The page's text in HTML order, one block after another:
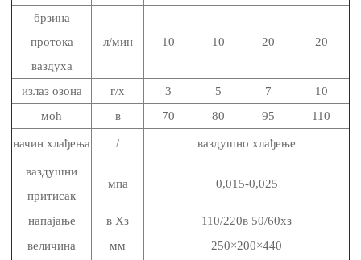
брзина
протока
ваздуха
л/мин 10 10 20 20
излаз озона г/х 3 5 7
10
моћ
в 70 80 95
110
начин хлађења
/ ваздушно хлађење
ваздушни
притисак
мпа 0,015-0,025
напајање в Хз
110/220в 50/60хз
величина
мм
250×200×440